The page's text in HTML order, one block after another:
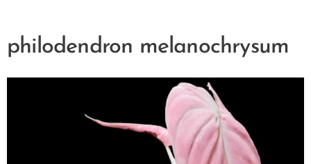
philodendron melanochrysum